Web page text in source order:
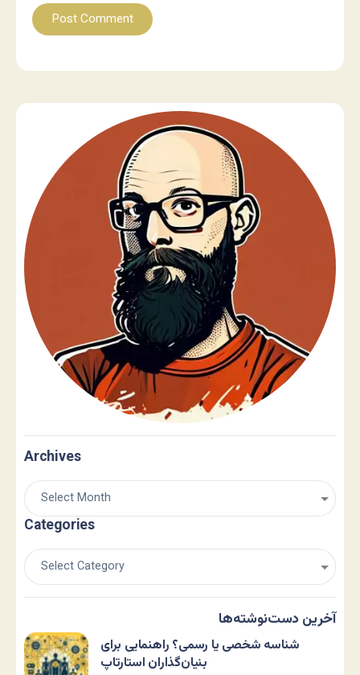
Archives
Categories
آخرین دست‌نوشته‌ها
شناسه شخصی یا رسمی؟ راهنمایی برای
بنیان‌گذاران استارتاپ